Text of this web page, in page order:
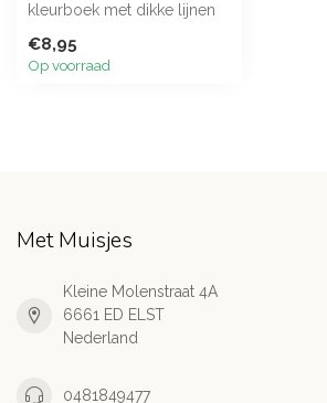
kleurboek met dikke lijnen
€8,95
Op voorraad
Met Muisjes
Kleine Molenstraat 4A
6661 ED ELST
Nederland
0481849477